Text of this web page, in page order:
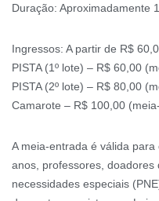
Duração: Aproximadamente
Ingressos: A partir de R$
PISTA (1º lote) – R$ 60,00
PISTA (2º lote) – R$ 80,00
Camarote – R$ 100,00
A meia-entrada é válida
anos, professores,
necessidades especiais